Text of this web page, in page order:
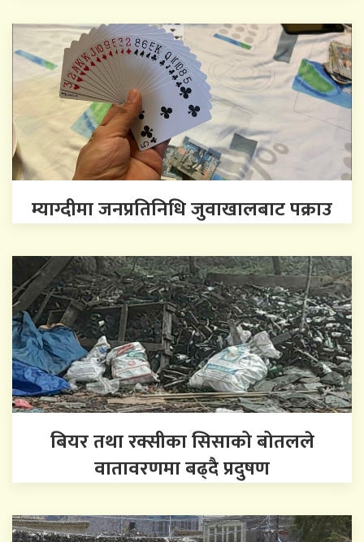
म्याग्दीमा जनप्रतिनिधि जुवाखालबाट पक्राउ
बियर तथा रक्सीका सिसाको बोतलले
वातावरणमा बढ्दै प्रदुषण